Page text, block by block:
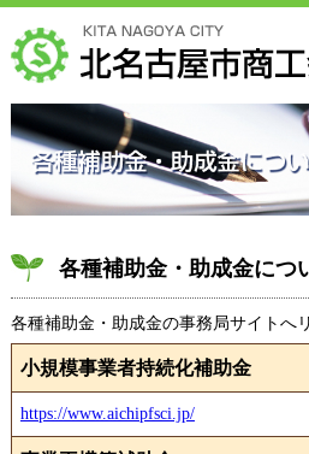
各種補助金・助成金につ
各種補助金・助成金の事務局サイトへ
小規模事業者持続化補助金
https://www.aichipfsci.jp/